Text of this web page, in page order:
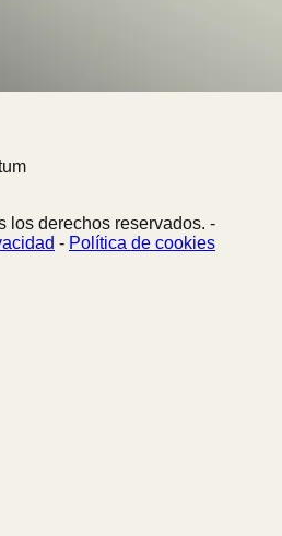
los derechos reservados. -
- Política de cookies